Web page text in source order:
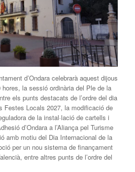
d’Ondara celebrarà aquest dijous
la sessió ordinària del Ple de la
els punts destacats de l’ordre del dia
Festes Locals 2027, la modificació de
de la instal·lació de cartells i
d’Ondara a l’Aliança pel Turisme
amb motiu del Dia Internacional de la
per un nou sistema de finançament
entre altres punts de l’ordre del